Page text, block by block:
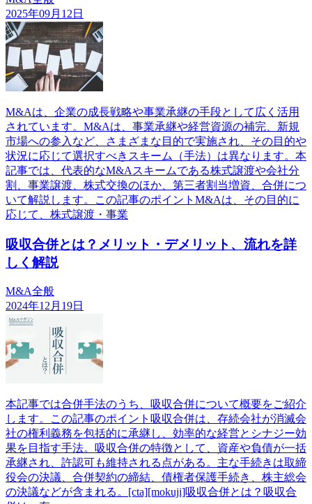
2025年09月12日
M&Aは、企業の成長戦略や事業承継の手段として広く活用
されています。M&Aは、事業承継や経営資源の補完、新規
市場への参入など、さまざまな目的で実施され、その目的や
状況に応じて選択すべきスキーム（手法）は異なります。本
記事では、代表的なM&Aスキームである株式譲渡や会社分
割、事業譲渡、株式交換のほか、第三者割当増資、合併につ
いて解説します。この記事のポイントM&Aは、その目的に
応じて、株式譲渡・事業
吸収合併とは？メリット・デメリット、流れを詳
しく解説
M&A全般
2024年12月19日
本記事では合併手法のうち、吸収合併について概要をご紹介
します。この記事のポイント吸収合併は、存続会社が消滅会
社の権利義務を包括的に承継し、効率的な経営とシナジー効
果を目指す手法。吸収合併の特徴として、資産や負債が一括
承継され、許認可も維持される点がある。主な手続きは取締
役会の決議、合併契約の締結、債権者保護手続き、株主総会
の決議などが含まれる。[cta][mokuji]吸収合併とは？吸収合